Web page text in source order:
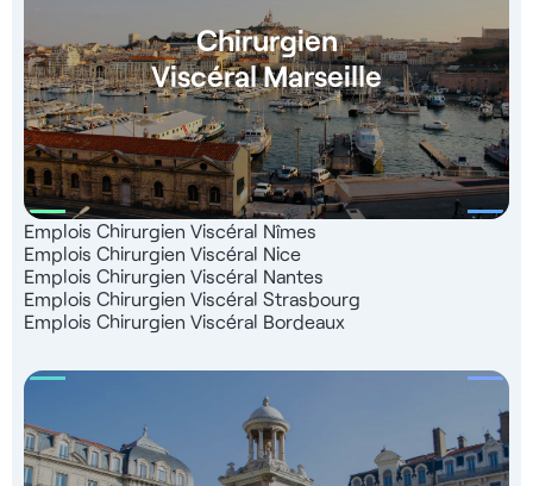
Chirurgien
Viscéral Marseille
Emplois Chirurgien Viscéral Nîmes
Emplois Chirurgien Viscéral Nice
Emplois Chirurgien Viscéral Nantes
Emplois Chirurgien Viscéral Strasbourg
Emplois Chirurgien Viscéral Bordeaux